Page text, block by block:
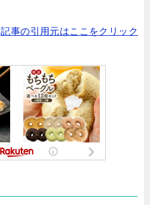
記事の引用元はここをクリック